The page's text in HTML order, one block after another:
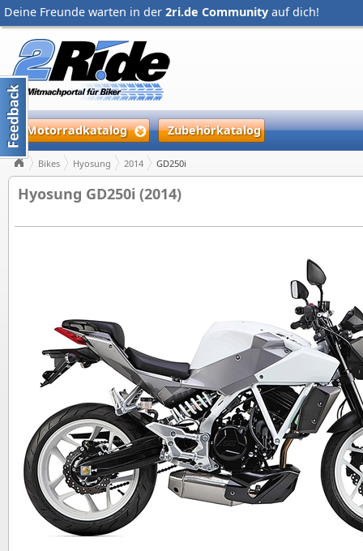
Deine Freunde warten in der 2ri.de Community auf dich!
Motorradkatalog Zubehörkatalog
Bikes Hyosung 2014 GD250i
Hyosung GD250i (2014)